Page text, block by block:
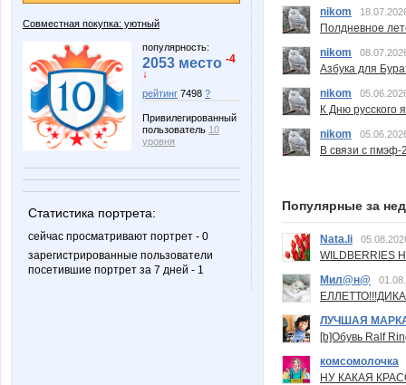
Совместная покупка: уютный
популярность:
2053 место -4
↓
рейтинг 7498 ?
Привилегированный
пользователь 10
уровня
Статистика портрета:
сейчас просматривают портрет - 0
зарегистрированные пользователи
посетившие портрет за 7 дней - 1
nikom
Полдневное
nikom
Азбука для
nikom
К Дню русского
nikom
В связи с пмэф-
Популярные за
Nata.li
Мил@н@
ЛУЧШАЯ
[b]Обувь Ralf
комсомолочка
НУ КАКАЯ